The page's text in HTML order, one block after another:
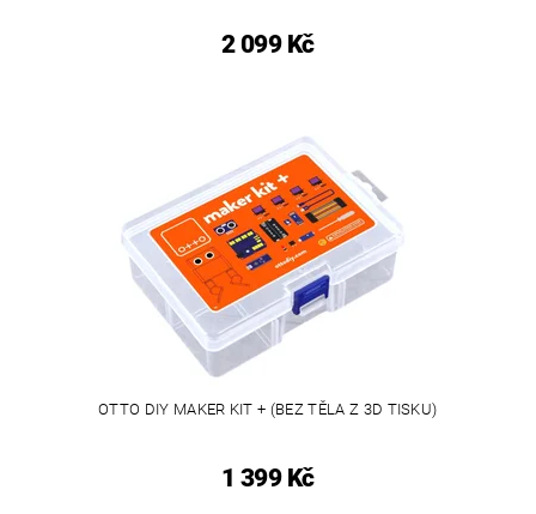
2 099 Kč
OTTO DIY MAKER KIT + (BEZ TĚLA Z 3D TISKU)
1 399 Kč